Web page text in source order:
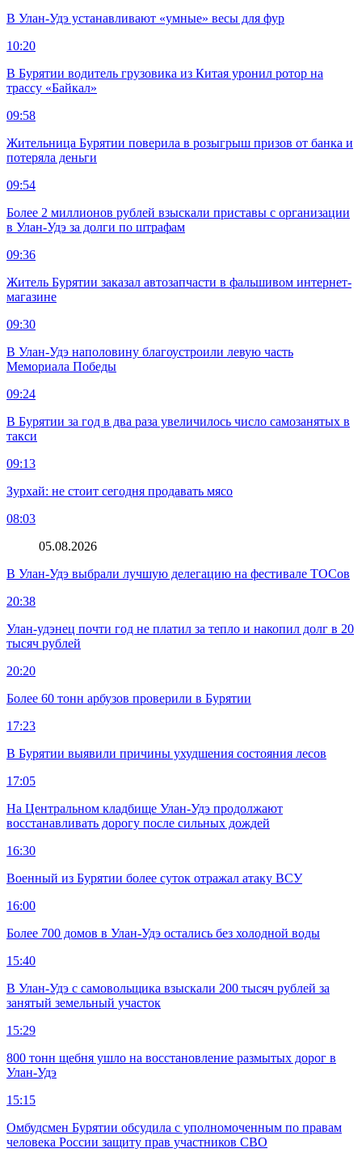
В Улан-Удэ устанавливают «умные» весы для фур
10:20
В Бурятии водитель грузовика из Китая уронил ротор на
трассу «Байкал»
09:58
Жительница Бурятии поверила в розыгрыш призов от банка и
потеряла деньги
09:54
Более 2 миллионов рублей взыскали приставы с организации
в Улан-Удэ за долги по штрафам
09:36
Житель Бурятии заказал автозапчасти в фальшивом интернет-
магазине
09:30
В Улан-Удэ наполовину благоустроили левую часть
Мемориала Победы
09:24
В Бурятии за год в два раза увеличилось число самозанятых в
такси
09:13
Зурхай: не стоит сегодня продавать мясо
08:03
05.08.2026
В Улан-Удэ выбрали лучшую делегацию на фестивале ТОСов
20:38
Улан-удэнец почти год не платил за тепло и накопил долг в 20
тысяч рублей
20:20
Более 60 тонн арбузов проверили в Бурятии
17:23
В Бурятии выявили причины ухудшения состояния лесов
17:05
На Центральном кладбище Улан-Удэ продолжают
восстанавливать дорогу после сильных дождей
16:30
Военный из Бурятии более суток отражал атаку ВСУ
16:00
Более 700 домов в Улан-Удэ остались без холодной воды
15:40
В Улан-Удэ с самовольщика взыскали 200 тысяч рублей за
занятый земельный участок
15:29
800 тонн щебня ушло на восстановление размытых дорог в
Улан-Удэ
15:15
Омбудсмен Бурятии обсудила с уполномоченным по правам
человека России защиту прав участников СВО